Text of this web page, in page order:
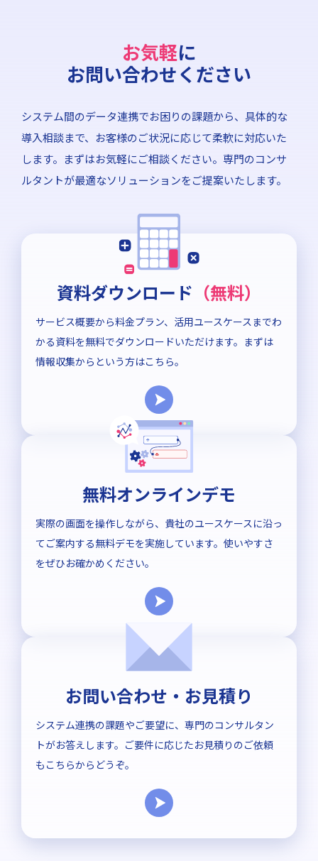
お気軽に
お問い合わせください
システム間のデータ連携でお困りの課題から、具体的な
導入相談まで、お客様のご状況に応じて柔軟に対応いた
します。まずはお気軽にご相談ください。専門のコンサ
ルタントが最適なソリューションをご提案いたします。
資料ダウンロード （無料）
サービス概要から料金プラン、活用ユースケースまでわ
かる資料を無料でダウンロードいただけます。まずは
情報収集からという方はこちら。
無料オンラインデモ
実際の画面を操作しながら、貴社のユースケースに沿っ
てご案内する無料デモを実施しています。使いやすさ
をぜひお確かめください。
お問い合わせ・お見積り
システム連携の課題やご要望に、専門のコンサルタン
トがお答えします。ご要件に応じたお見積りのご依頼
もこちらからどうぞ。